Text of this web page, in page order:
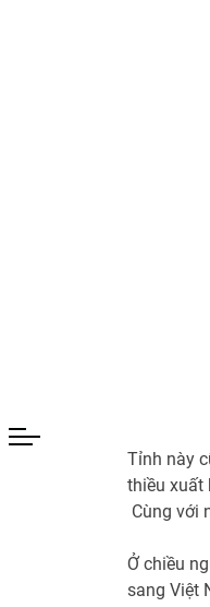
Tỉnh này
thiều xuất
Cùng với
Ở chiều
sang Việt